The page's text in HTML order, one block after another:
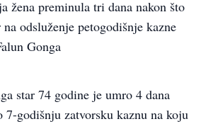
žena preminula tri dana nakon što
odsluženje petogodišnje kazne
Gonga
star 74 godine je umro 4 dana
7-godišnju zatvorsku kaznu na koju